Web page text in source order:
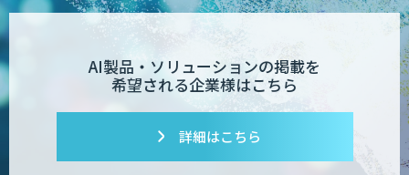
AI製品・ソリューションの掲載を
希望される企業様はこちら
詳細はこちら